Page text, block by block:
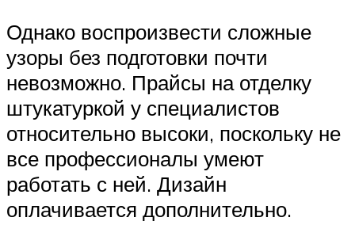
Однако воспроизвести сложные
узоры без подготовки почти
невозможно. Прайсы на отделку
штукатуркой у специалистов
относительно высоки, поскольку не
все профессионалы умеют
работать с ней. Дизайн
оплачивается дополнительно.